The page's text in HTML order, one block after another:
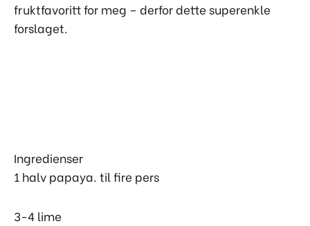
fruktfavoritt for meg – derfor dette superenkle
forslaget.
Ingredienser
1 halv papaya. til fire pers
3-4 lime